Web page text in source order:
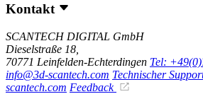
Kontakt
SCANTECH DIGITAL GmbH
Dieselstraße 18,
70771 Leinfelden-Echterdingen Tel:
info@3d-scantech.com Technischer
scantech.com Feedback